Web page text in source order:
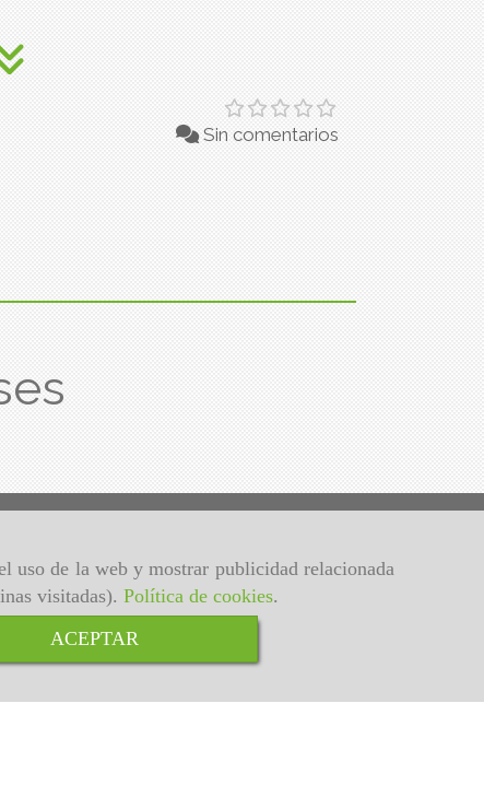
uso de la web y mostrar publicidad relacionada
visitadas). Política de cookies.
ACEPTAR
Sin comentarios